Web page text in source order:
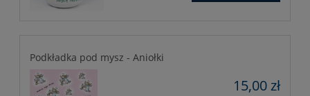
Podkładka pod mysz - Aniołki
15,00 zł